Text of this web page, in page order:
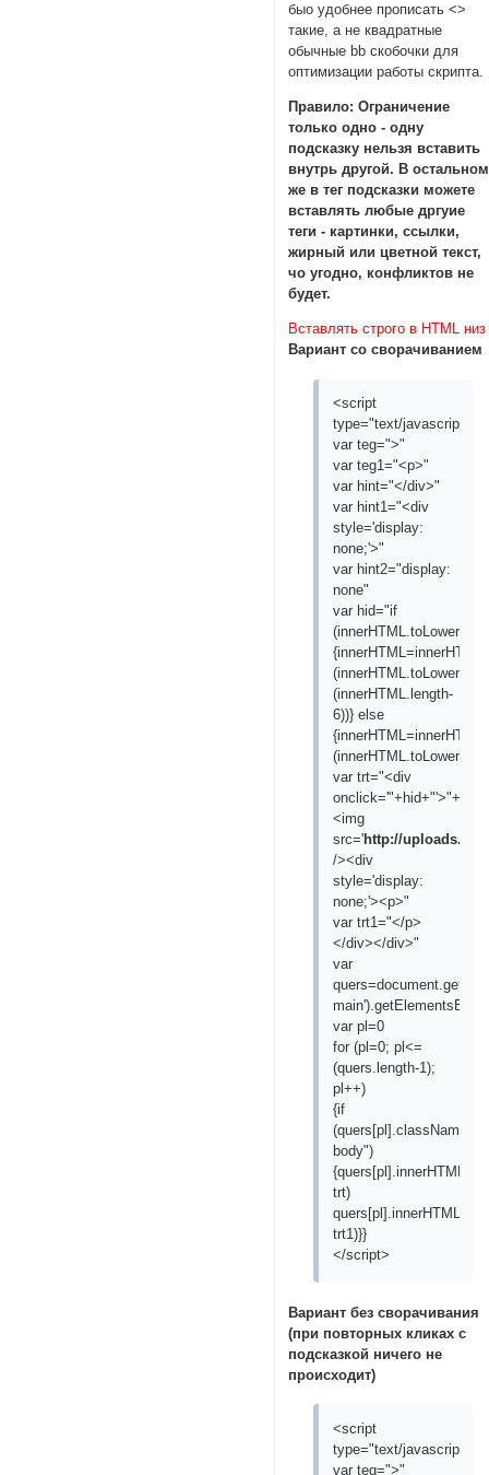
быо удобнее прописать <>
такие, а не квадратные
обычные bb скобочки для
оптимизации работы скрипта.
Правило: Ограничение
только одно - одну
подсказку нельзя вставить
внутрь другой. В остальном
же в тег подсказки можете
вставлять любые дргуие
теги - картинки, ссылки,
жирный или цветной текст,
чо угодно, конфликтов не
будет.
Вставлять строго в HTML низ
Вариант со сворачиванием
<script
type="text/javascript">
var teg=">"
var teg1="<p>"
var hint="</div>"
var hint1="<div
style='display:
none;'>"
var hint2="display:
none"
var hid="if
(innerHTML.length-
6))} else
var trt="<div
onclick='"+hid+"'>"+"
<img
src='http://uploads.ru/
/><div
style='display:
none;'><p>"
var trt1="</p>
</div></div>"
var
var pl=0
for (pl=0; pl<=
(quers.length-1);
pl++)
{if
body")
trt)
trt1)}}
</script>
Вариант без сворачивания
(при повторных кликах с
подсказкой ничего не
происходит)
<script
type="text/javascript">
var teg=">"